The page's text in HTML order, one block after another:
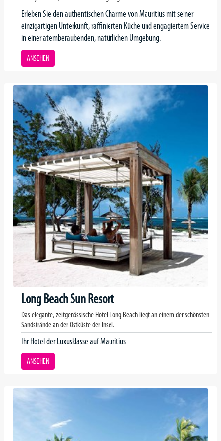
Erleben Sie den authentischen Charme von Mauritius mit seiner
einzigartigen Unterkunft, raffinierten Küche und engagiertem Service
in einer atemberaubenden, natürlichen Umgebung.
ANSEHEN
Long Beach Sun Resort
Das elegante, zeitgenössische Hotel Long Beach liegt an einem der schönsten
Sandstrände an der Ostküste der Insel.
Ihr Hotel der Luxusklasse auf Mauritius
ANSEHEN